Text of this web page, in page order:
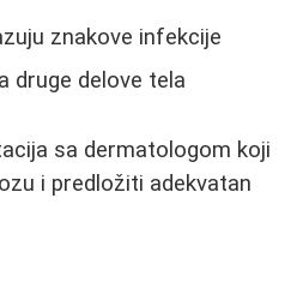
znakove infekcije
druge delove tela
sa dermatologom koji
i predložiti adekvatan